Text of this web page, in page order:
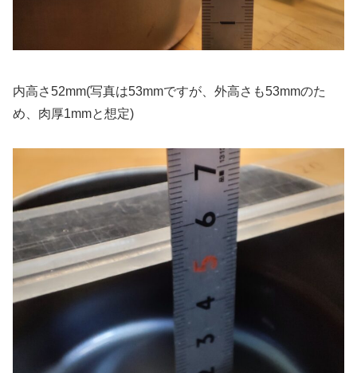
内高さ52mm(写真は53mmですが、外高さも53mmのた
め、肉厚1mmと想定)